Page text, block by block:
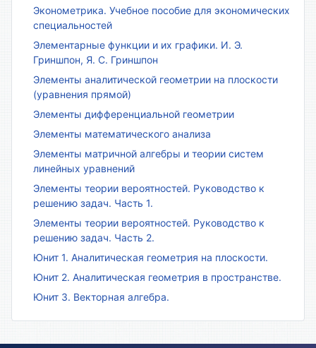
Эконометрика. Учебное пособие для экономических
специальностей
Элементарные функции и их графики. И. Э.
Гриншпон, Я. С. Гриншпон
Элементы аналитической геометрии на плоскости
(уравнения прямой)
Элементы дифференциальной геометрии
Элементы математического анализа
Элементы матричной алгебры и теории систем
линейных уравнений
Элементы теории вероятностей. Руководство к
решению задач. Часть 1.
Элементы теории вероятностей. Руководство к
решению задач. Часть 2.
Юнит 1. Аналитическая геометрия на плоскости.
Юнит 2. Аналитическая геометрия в пространстве.
Юнит 3. Векторная алгебра.